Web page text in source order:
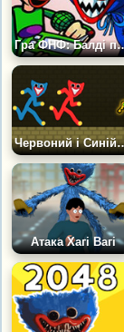
Гра ФНФ:
Червоний і
Атака Хагі Вагі